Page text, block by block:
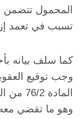
المحمول
تسبب في تعمد
كما سلف بيانه
وجب توقيع
وهو ما تقضي معه